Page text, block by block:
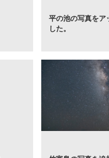
平の池の写真をア
した。